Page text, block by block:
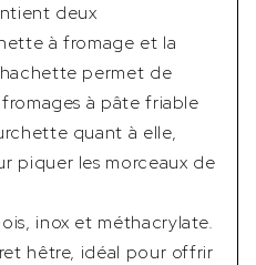
deux
à fromage et la
permet de
à pâte friable
quant à elle,
piquer les morceaux de
inox et méthacrylate.
hêtre, idéal pour offrir